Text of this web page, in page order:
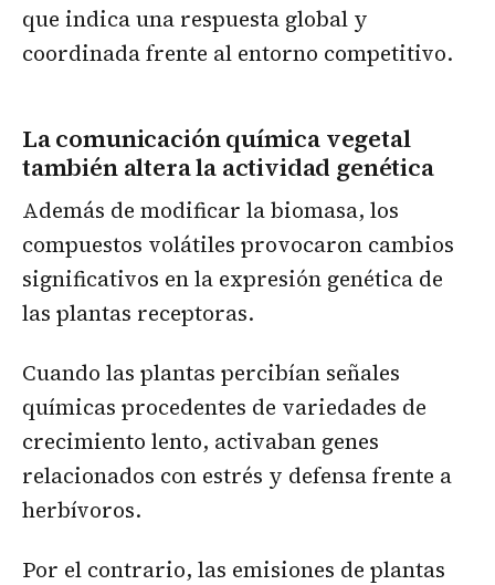
que indica una respuesta global y
coordinada frente al entorno competitivo.
La comunicación química vegetal
también altera la actividad genética
Además de modificar la biomasa, los
compuestos volátiles provocaron cambios
significativos en la expresión genética de
las plantas receptoras.
Cuando las plantas percibían señales
químicas procedentes de variedades de
crecimiento lento, activaban genes
relacionados con estrés y defensa frente a
herbívoros.
Por el contrario, las emisiones de plantas